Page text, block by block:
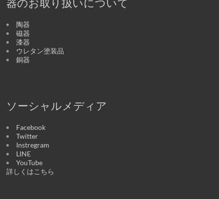
器のお取り扱いについて
陶器
磁器
漆器
ウレタン塗装品
銅器
ソーシャルメディア
Facebook
Twitter
Instregram
LINE
YouTube
詳しくはこちら